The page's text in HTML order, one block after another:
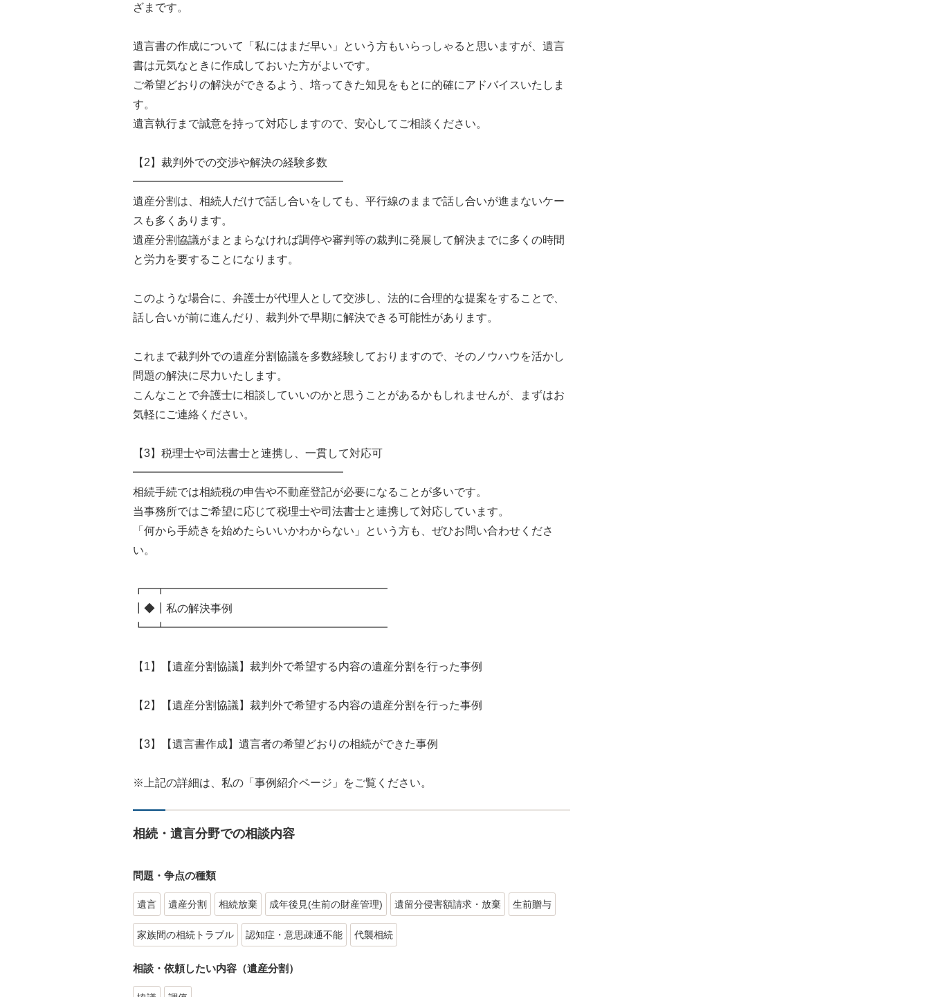
ざまです。
遺言書の作成について「私にはまだ早い」という方もいらっしゃると思いますが、遺言
書は元気なときに作成しておいた方がよいです。
ご希望どおりの解決ができるよう、培ってきた知見をもとに的確にアドバイスいたしま
す。
遺言執行まで誠意を持って対応しますので、安心してご相談ください。
【2】裁判外での交渉や解決の経験多数
━━━━━━━━━━━━━━━━━━━
遺産分割は、相続人だけで話し合いをしても、平行線のままで話し合いが進まないケー
スも多くあります。
遺産分割協議がまとまらなければ調停や審判等の裁判に発展して解決までに多くの時間
と労力を要することになります。
このような場合に、弁護士が代理人として交渉し、法的に合理的な提案をすることで、
話し合いが前に進んだり、裁判外で早期に解決できる可能性があります。
これまで裁判外での遺産分割協議を多数経験しておりますので、そのノウハウを活かし
問題の解決に尽力いたします。
こんなことで弁護士に相談していいのかと思うことがあるかもしれませんが、まずはお
気軽にご連絡ください。
【3】税理士や司法書士と連携し、一貫して対応可
━━━━━━━━━━━━━━━━━━━
相続手続では相続税の申告や不動産登記が必要になることが多いです。
当事務所ではご希望に応じて税理士や司法書士と連携して対応しています。
「何から手続きを始めたらいいかわからない」という方も、ぜひお問い合わせくださ
い。
┏━┳━━━━━━━━━━━━━━━━━━━━
┃◆┃私の解決事例
┗━┻━━━━━━━━━━━━━━━━━━━━
【1】【遺産分割協議】裁判外で希望する内容の遺産分割を行った事例
【2】【遺産分割協議】裁判外で希望する内容の遺産分割を行った事例
【3】【遺言書作成】遺言者の希望どおりの相続ができた事例
※上記の詳細は、私の「事例紹介ページ」をご覧ください。
相続・遺言分野での相談内容
問題・争点の種類
遺言 遺産分割 相続放棄 成年後見(生前の財産管理) 遺留分侵害額請求・放棄 生前贈与
家族間の相続トラブル 認知症・意思疎通不能 代襲相続
相談・依頼したい内容（遺産分割）